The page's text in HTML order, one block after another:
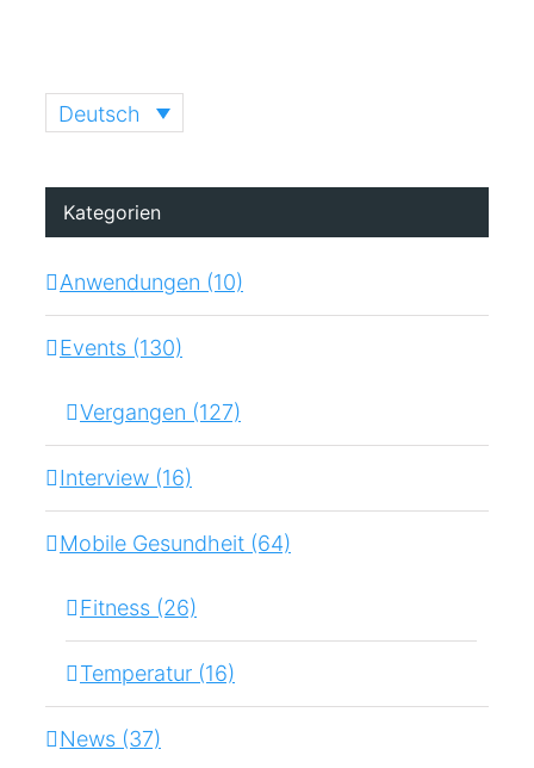
Deutsch
Kategorien
Anwendungen (10)
Events (130)
Vergangen (127)
Interview (16)
Mobile Gesundheit (64)
Fitness (26)
Temperatur (16)
News (37)